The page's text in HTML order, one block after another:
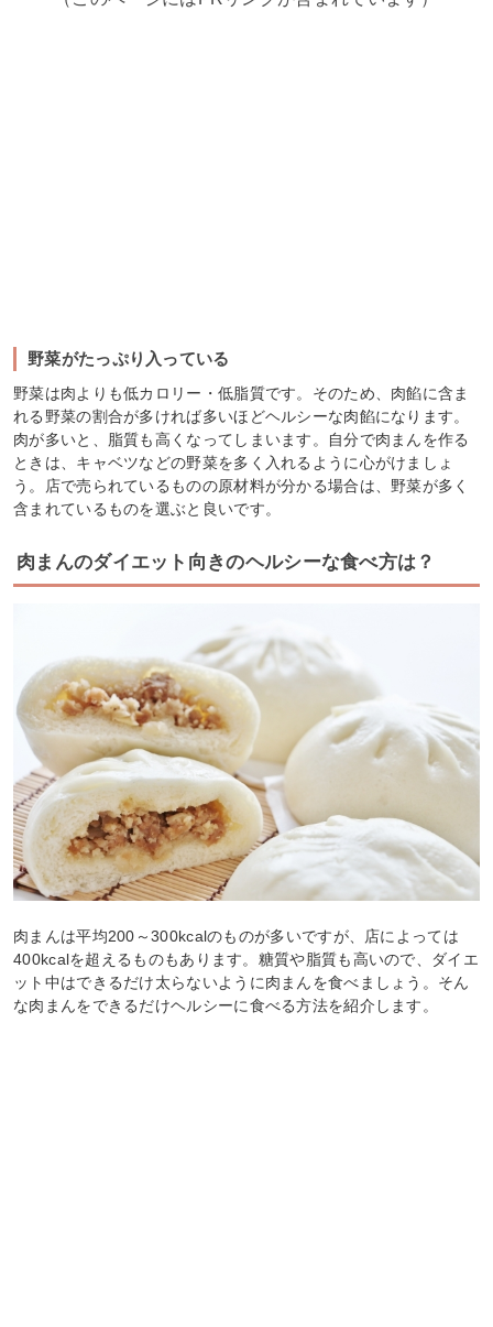
野菜がたっぷり入っている
野菜は肉よりも低カロリー・低脂質です。そのため、肉餡に含ま
れる野菜の割合が多ければ多いほどヘルシーな肉餡になります。
肉が多いと、脂質も高くなってしまいます。自分で肉まんを作る
ときは、キャベツなどの野菜を多く入れるように心がけましょ
う。店で売られているものの原材料が分かる場合は、野菜が多く
含まれているものを選ぶと良いです。
肉まんのダイエット向きのヘルシーな食べ方は？
肉まんは平均200～300kcalのものが多いですが、店によっては
400kcalを超えるものもあります。糖質や脂質も高いので、ダイエ
ット中はできるだけ太らないように肉まんを食べましょう。そん
な肉まんをできるだけヘルシーに食べる方法を紹介します。